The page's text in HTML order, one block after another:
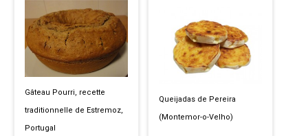
Gâteau Pourri, recette
traditionnelle de Estremoz,
Portugal
Queijadas de Pereira
(Montemor-o-Velho)